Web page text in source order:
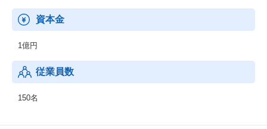
資本金
1億円
従業員数
150名